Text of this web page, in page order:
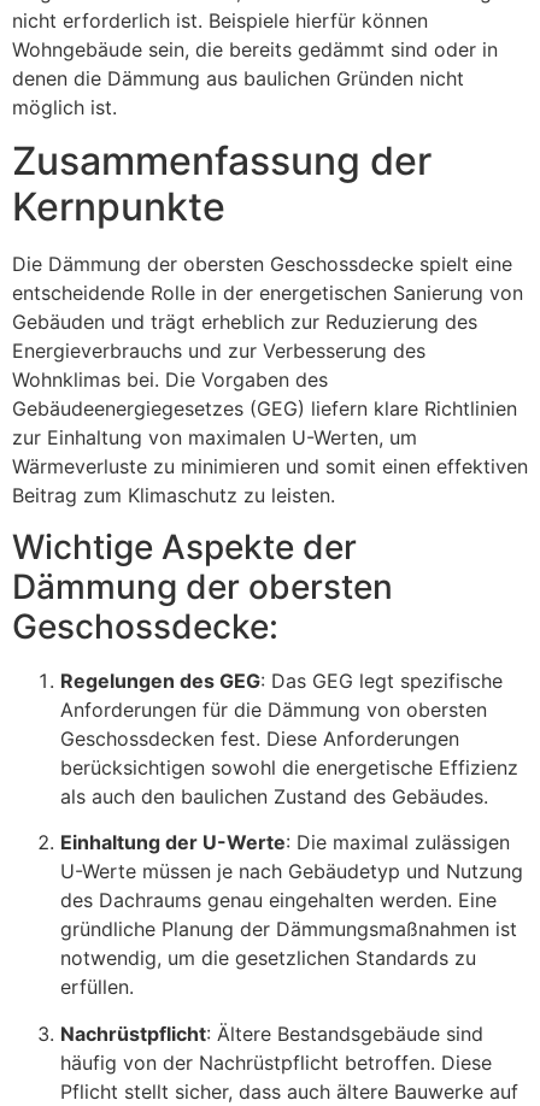
nicht erforderlich ist. Beispiele hierfür können
Wohngebäude sein, die bereits gedämmt sind oder in
denen die Dämmung aus baulichen Gründen nicht
möglich ist.
Zusammenfassung der
Kernpunkte
Die Dämmung der obersten Geschossdecke spielt eine
entscheidende Rolle in der energetischen Sanierung von
Gebäuden und trägt erheblich zur Reduzierung des
Energieverbrauchs und zur Verbesserung des
Wohnklimas bei. Die Vorgaben des
Gebäudeenergiegesetzes (GEG) liefern klare Richtlinien
zur Einhaltung von maximalen U-Werten, um
Wärmeverluste zu minimieren und somit einen effektiven
Beitrag zum Klimaschutz zu leisten.
Wichtige Aspekte der
Dämmung der obersten
Geschossdecke:
Regelungen des GEG: Das GEG legt spezifische
Anforderungen für die Dämmung von obersten
Geschossdecken fest. Diese Anforderungen
berücksichtigen sowohl die energetische Effizienz
als auch den baulichen Zustand des Gebäudes.
Einhaltung der U-Werte: Die maximal zulässigen
U-Werte müssen je nach Gebäudetyp und Nutzung
des Dachraums genau eingehalten werden. Eine
gründliche Planung der Dämmungsmaßnahmen ist
notwendig, um die gesetzlichen Standards zu
erfüllen.
Nachrüstpflicht: Ältere Bestandsgebäude sind
häufig von der Nachrüstpflicht betroffen. Diese
Pflicht stellt sicher, dass auch ältere Bauwerke auf